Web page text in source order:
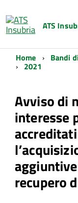
ATS
Home Bandi
2021
Avviso di
interesse
recupero